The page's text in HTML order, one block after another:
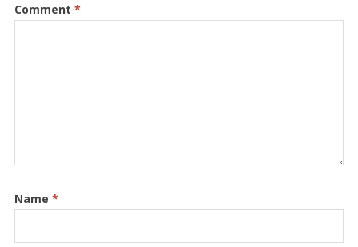
Comment *
Name *